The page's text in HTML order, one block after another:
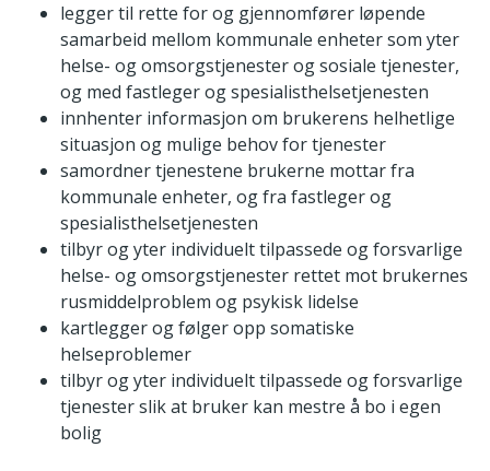
legger til rette for og gjennomfører løpende
samarbeid mellom kommunale enheter som yter
helse- og omsorgstjenester og sosiale tjenester,
og med fastleger og spesialisthelsetjenesten
innhenter informasjon om brukerens helhetlige
situasjon og mulige behov for tjenester
samordner tjenestene brukerne mottar fra
kommunale enheter, og fra fastleger og
spesialisthelsetjenesten
tilbyr og yter individuelt tilpassede og forsvarlige
helse- og omsorgstjenester rettet mot brukernes
rusmiddelproblem og psykisk lidelse
kartlegger og følger opp somatiske
helseproblemer
tilbyr og yter individuelt tilpassede og forsvarlige
tjenester slik at bruker kan mestre å bo i egen
bolig